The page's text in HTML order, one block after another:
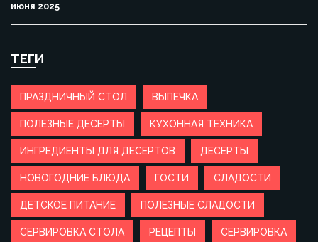
июня 2025
ТЕГИ
ПРАЗДНИЧНЫЙ СТОЛ ВЫПЕЧКА
ПОЛЕЗНЫЕ ДЕСЕРТЫ КУХОННАЯ ТЕХНИКА
ИНГРЕДИЕНТЫ ДЛЯ ДЕСЕРТОВ ДЕСЕРТЫ
НОВОГОДНИЕ БЛЮДА ГОСТИ СЛАДОСТИ
ДЕТСКОЕ ПИТАНИЕ ПОЛЕЗНЫЕ СЛАДОСТИ
СЕРВИРОВКА СТОЛА РЕЦЕПТЫ СЕРВИРОВКА